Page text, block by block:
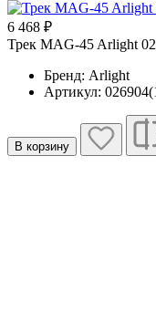
6 468 ₽
Трек MAG-45 Arlight
Бренд: Arlight
Артикул:
В корзину